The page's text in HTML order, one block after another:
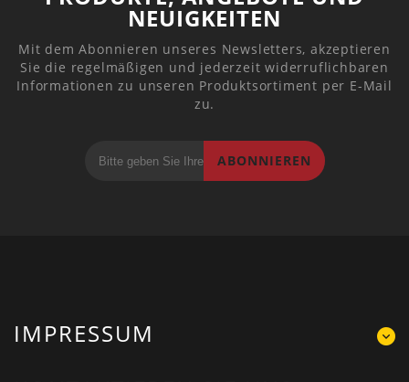
NEUIGKEITEN
Mit dem Abonnieren unseres Newsletters, akzeptieren
Sie die regelmäßigen und jederzeit widerruflichbaren
Informationen zu unseren Produktsortiment per E-Mail
zu.
ABONNIEREN
IMPRESSUM